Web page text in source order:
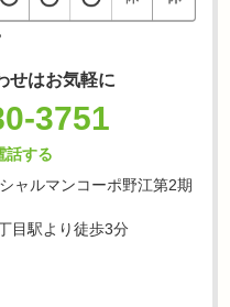
せはお気軽に
3751
話する
ャルマンコーポ野江第2期
目駅より徒歩3分